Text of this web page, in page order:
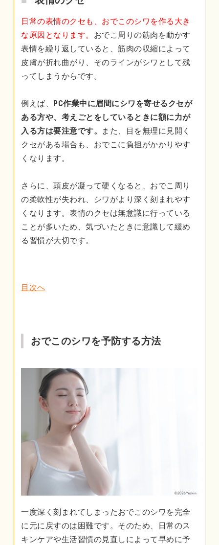
日常の表情のクセも、おでこのシワを作る大き
な原因となります。 おでこ周りの筋肉を動かす
表情を繰り返していると、筋肉の収縮によって
皮膚が折れ曲がり、そのラインがシワとして残
ってしまうからです。
例えば、 PC作業中に眉間にシワを寄せるクセが
ある方や、考えごとをしているときに額に力が
入る方は要注意です。
また、目を無理に見開く
クセがある場合も、おでこに負担がかかりやす
くなります。
さらに、頭皮が凝って硬くなると、おでこ周り
の柔軟性が失われ、シワがより深く刻まれやす
くなります。表情のクセは無意識に行っている
ことが多いため、気づいたときに意識して緩め
る習慣が大切です。
目次へ
おでこのシワを予防する方法
一度深く刻まれてしまったおでこのシワを完全
に元に戻すのは困難です。そのため、日常のス
キンケアや生活習慣の見直しによって早めに予